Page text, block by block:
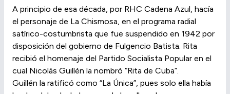
A principio de esa década, por RHC Cadena Azul, hacía
el personaje de La Chismosa, en el programa radial
satírico-costumbrista que fue suspendido en 1942 por
disposición del gobierno de Fulgencio Batista. Rita
recibió el homenaje del Partido Socialista Popular en el
cual Nicolás Guillén la nombró “Rita de Cuba”.
Guillén la ratificó como “La Única”, pues solo ella había